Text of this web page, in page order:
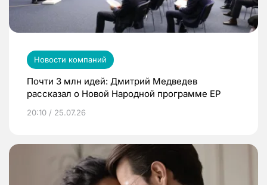
Новости компаний
Почти 3 млн идей: Дмитрий Медведев
рассказал о Новой Народной программе ЕР
20:10 / 25.07.26